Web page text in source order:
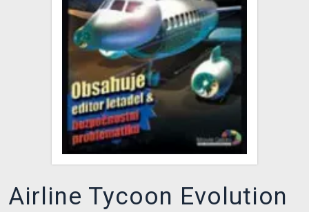
DOPRAVA
XZONE KLUB
TCG & BOARDGAME HUB
VÝKUP HER (BAZAR)
Airline Tycoon Evolution